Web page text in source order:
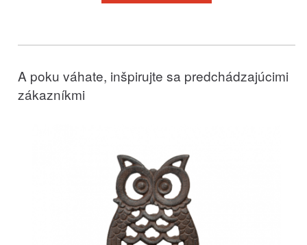
A poku váhate, inšpirujte sa predchádzajúcimi
zákazníkmi